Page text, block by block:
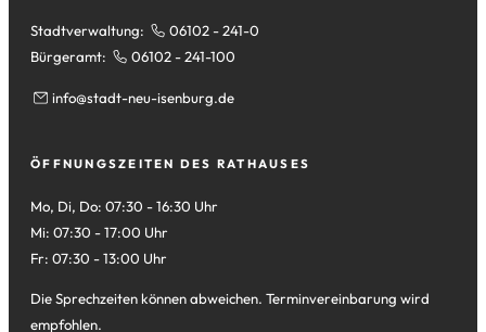
Stadtverwaltung:
06102 - 241-0
Bürgeramt:
06102 - 241-100
info stadt-neu-isenburg de
ÖFFNUNGSZEITEN DES RATHAUSES
Mo, Di, Do: 07:30 - 16:30 Uhr
Mi: 07:30 - 17:00 Uhr
Fr: 07:30 - 13:00 Uhr
Die Sprechzeiten können abweichen. Terminvereinbarung wird
empfohlen.